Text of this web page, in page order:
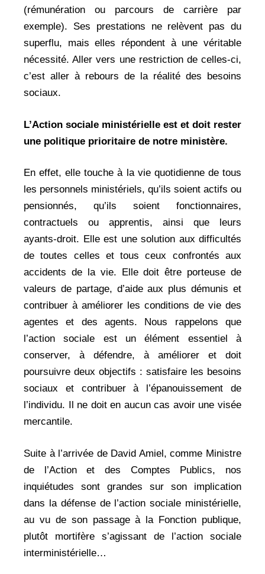
(rémunération ou parcours de carrière par
exemple). Ses prestations ne relèvent pas du
superflu, mais elles répondent à une véritable
nécessité. Aller vers une restriction de celles-ci,
c’est aller à rebours de la réalité des besoins
sociaux.
L’Action sociale ministérielle est et doit rester
une politique prioritaire de notre ministère.
En effet, elle touche à la vie quotidienne de tous
les personnels ministériels, qu’ils soient actifs ou
pensionnés, qu’ils soient fonctionnaires,
contractuels ou apprentis, ainsi que leurs
ayants-droit. Elle est une solution aux difficultés
de toutes celles et tous ceux confrontés aux
accidents de la vie. Elle doit être porteuse de
valeurs de partage, d’aide aux plus démunis et
contribuer à améliorer les conditions de vie des
agentes et des agents. Nous rappelons que
l’action sociale est un élément essentiel à
conserver, à défendre, à améliorer et doit
poursuivre deux objectifs : satisfaire les besoins
sociaux et contribuer à l’épanouissement de
l’individu. Il ne doit en aucun cas avoir une visée
mercantile.
Suite à l’arrivée de David Amiel, comme Ministre
de l’Action et des Comptes Publics, nos
inquiétudes sont grandes sur son implication
dans la défense de l’action sociale ministérielle,
au vu de son passage à la Fonction publique,
plutôt mortifère s’agissant de l’action sociale
interministérielle…